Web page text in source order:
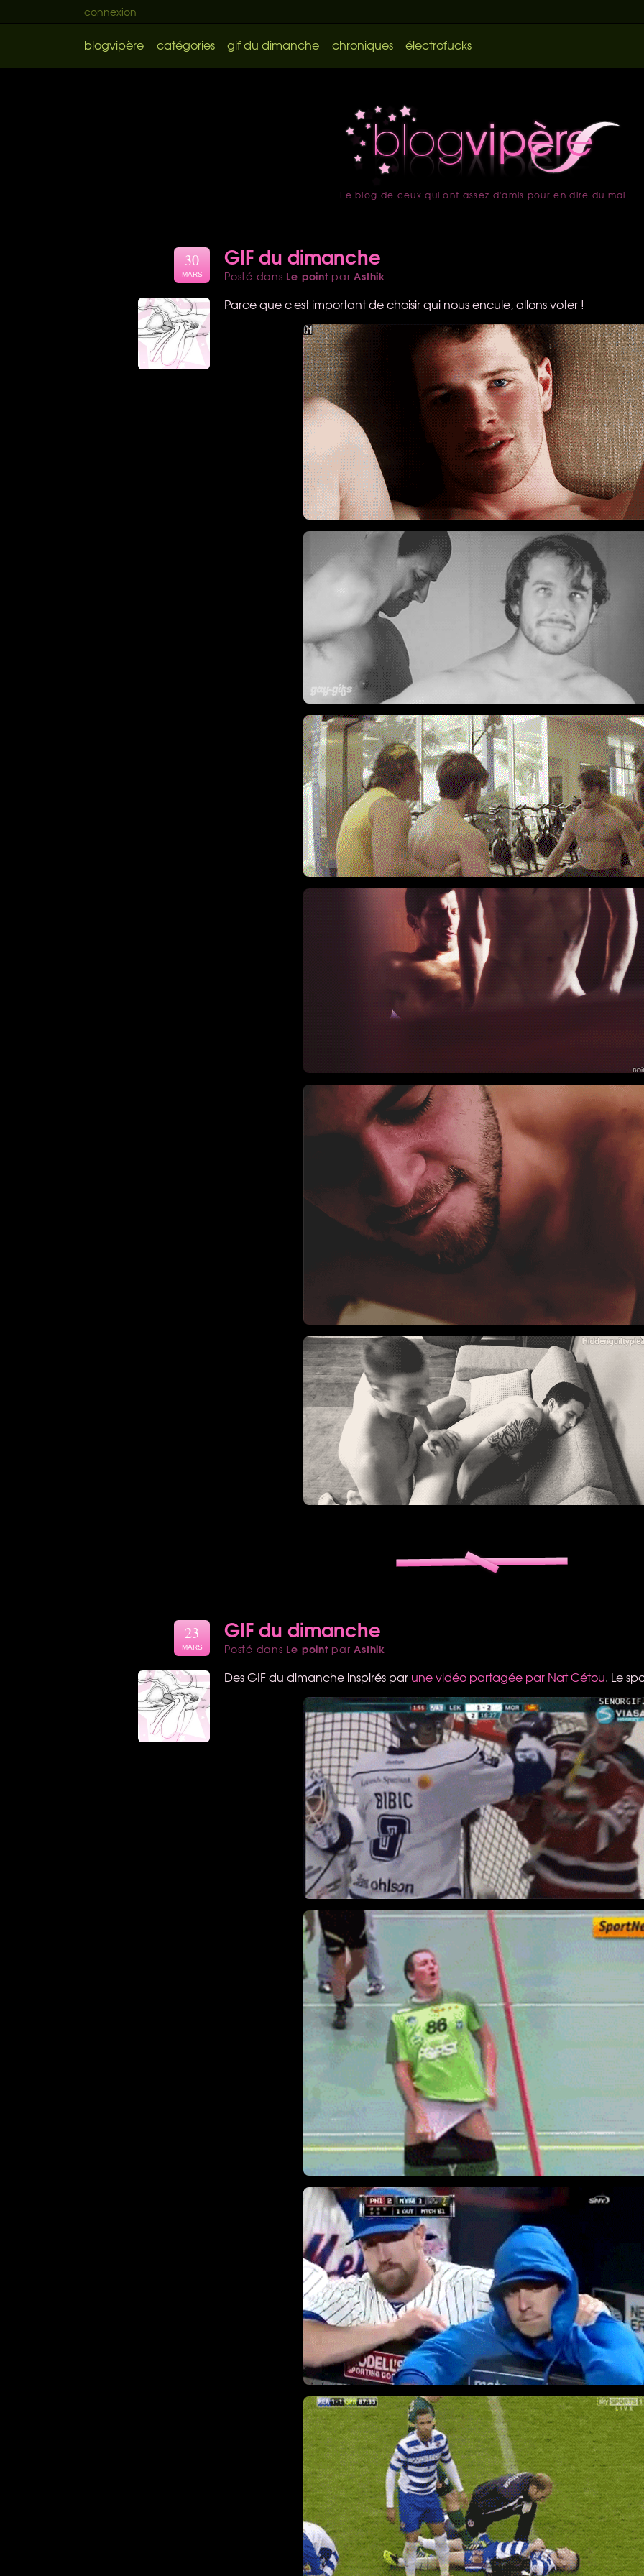
connexion
blogvipère catégories gif du dimanche chroniques électrofucks
accueil
Le blog de ceux qui ont assez d'amis pour en dire du mal
GIF du dimanche
Posté dans Le point parAsthik
30
MARS
Parce que c'est important de choisir qui nous encule, allons voter !
GIF du dimanche
Posté dans Le point parAsthik
23
MARS
DesGIFdu dimanche inspirés par une vidéo partagée par Nat Cétou. Le